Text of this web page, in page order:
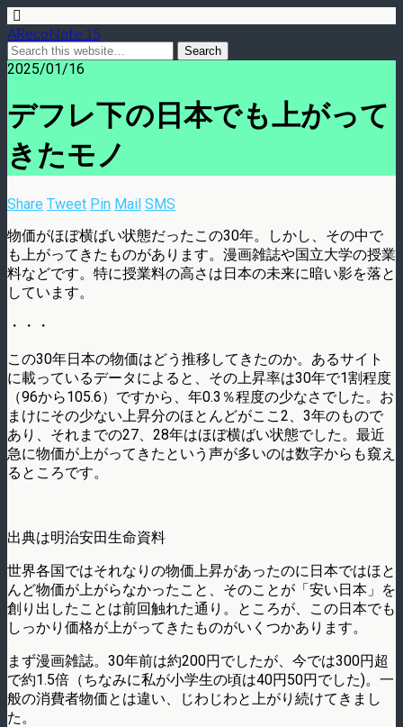
ARecoNote 15
2025/01/16
デフレ下の日本でも上がって
きたモノ
Share Tweet Pin Mail SMS
物価がほぼ横ばい状態だったこの30年。しかし、その中で
も上がってきたものがあります。漫画雑誌や国立大学の授業
料などです。特に授業料の高さは日本の未来に暗い影を落と
しています。
・・・
この30年日本の物価はどう推移してきたのか。あるサイト
に載っているデータによると、その上昇率は30年で1割程度
（96から105.6）ですから、年0.3％程度の少なさでした。お
まけにその少ない上昇分のほとんどがここ2、3年のもので
あり、それまでの27、28年はほぼ横ばい状態でした。最近
急に物価が上がってきたという声が多いのは数字からも窺え
るところです。
出典は明治安田生命資料
世界各国ではそれなりの物価上昇があったのに日本ではほと
んど物価が上がらなかったこと、そのことが「安い日本」を
創り出したことは前回触れた通り。ところが、この日本でも
しっかり価格が上がってきたものがいくつかあります。
まず漫画雑誌。30年前は約200円でしたが、今では300円超
で約1.5倍（ちなみに私が小学生の頃は40円50円でした)。一
般の消費者物価とは違い、じわじわと上がり続けてきまし
た。